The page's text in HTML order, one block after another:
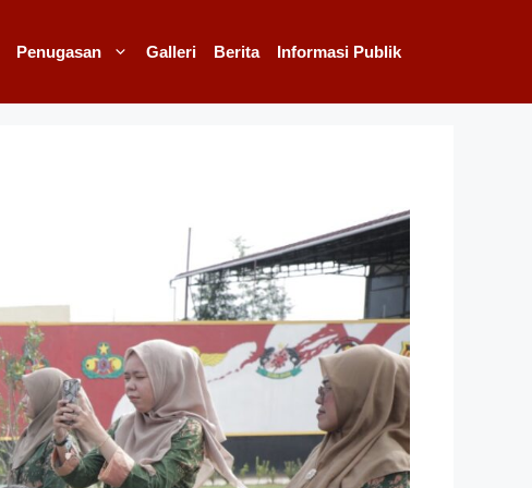
Penugasan Galleri Berita Informasi Publik